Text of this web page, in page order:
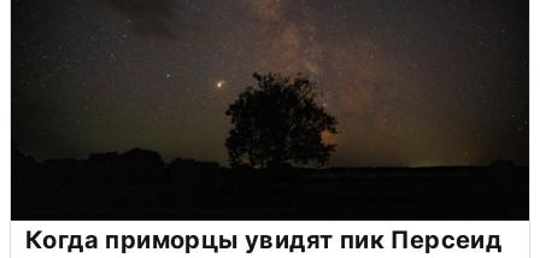
Когда приморцы увидят пик Персеид